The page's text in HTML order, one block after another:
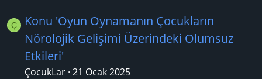
Ç
Konu 'Oyun Oynamanın Çocukların
Nörolojik Gelişimi Üzerindeki Olumsuz
Etkileri'
ÇocukLar 21 Ocak 2025